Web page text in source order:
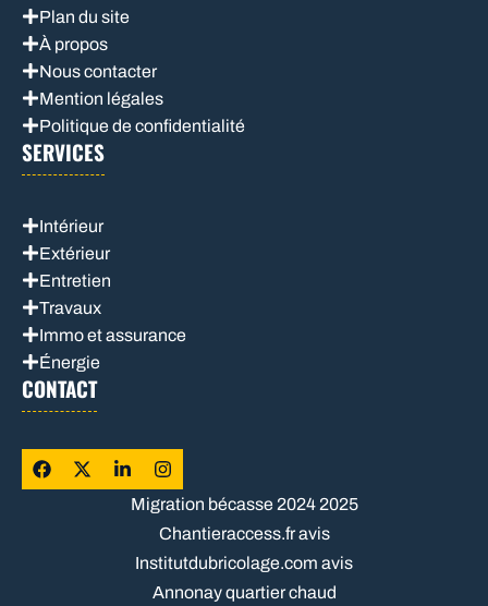
Plan du site
À propos
Nous contacter
Mention légales
Politique de confidentialité
SERVICES
Intérieur
Extérieur
Entretien
Travaux
Immo et assurance
Énergie
CONTACT
Migration bécasse 2024 2025
Chantieraccess.fr avis
Institutdubricolage.com avis
Annonay quartier chaud